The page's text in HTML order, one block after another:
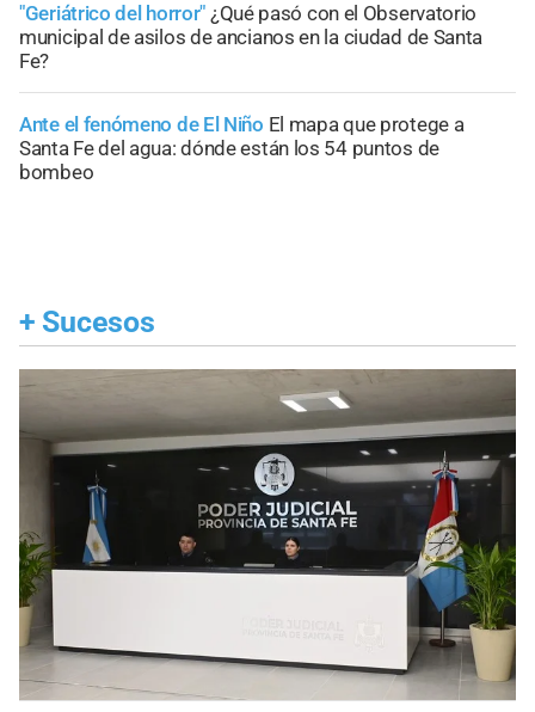
"Geriátrico del horror" ¿Qué pasó con el Observatorio
municipal de asilos de ancianos en la ciudad de Santa
Fe?
Ante el fenómeno de El Niño El mapa que protege a
Santa Fe del agua: dónde están los 54 puntos de
bombeo
+ Sucesos